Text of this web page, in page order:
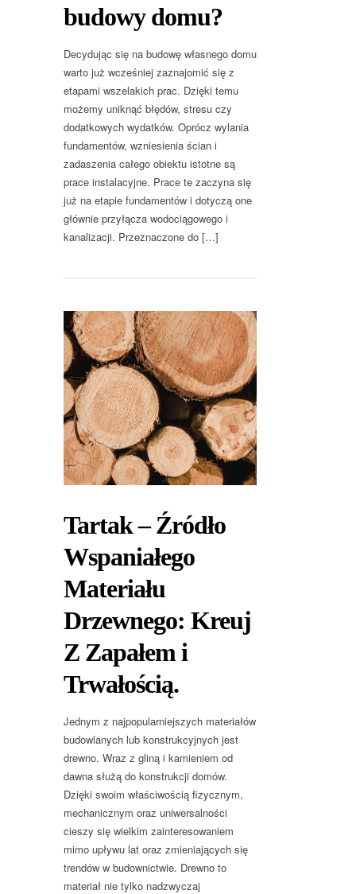
budowy domu?
Decydując się na budowę własnego domu
warto już wcześniej zaznajomić się z
etapami wszelakich prac. Dzięki temu
możemy uniknąć błędów, stresu czy
dodatkowych wydatków. Oprócz wylania
fundamentów, wzniesienia ścian i
zadaszenia całego obiektu istotne są
prace instalacyjne. Prace te zaczyna się
już na etapie fundamentów i dotyczą one
głównie przyłącza wodociągowego i
kanalizacji. Przeznaczone do […]
Tartak – Źródło
Wspaniałego
Materiału
Drzewnego: Kreuj
Z Zapałem i
Trwałością.
Jednym z najpopularniejszych materiałów
budowlanych lub konstrukcyjnych jest
drewno. Wraz z gliną i kamieniem od
dawna służą do konstrukcji domów.
Dzięki swoim właściwością fizycznym,
mechanicznym oraz uniwersalności
cieszy się wielkim zainteresowaniem
mimo upływu lat oraz zmieniających się
trendów w budownictwie. Drewno to
materiał nie tylko nadzwyczaj